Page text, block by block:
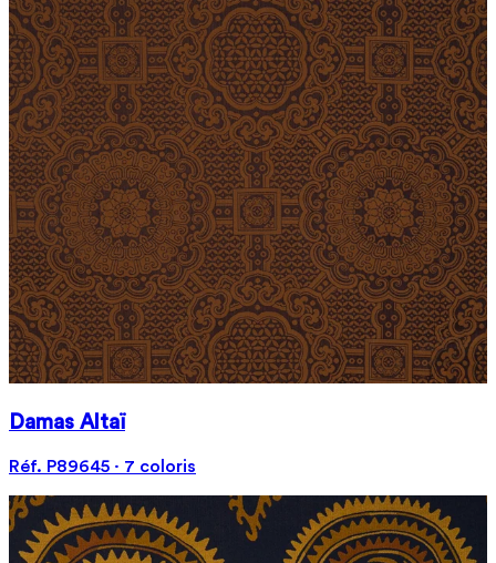
Damas Altaï
Réf. P89645 · 7 coloris